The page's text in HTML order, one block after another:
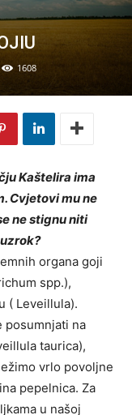
1608
Kaštelira ima
Cvjetovi mu ne
ne stignu niti
organa goji
spp.),
( Leveillula).
posumnjati na
taurica),
vrlo povoljne
pepelnica. Za
u našoj